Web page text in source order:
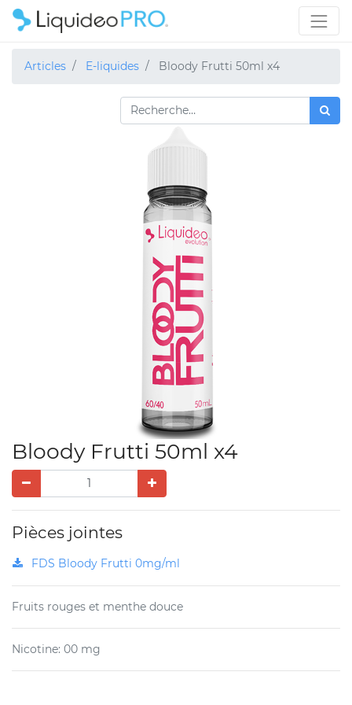
Articles E-liquides Bloody Frutti 50ml x4
Bloody Frutti 50ml x4
Pièces jointes
FDS Bloody Frutti 0mg/ml
Fruits rouges et menthe douce
Nicotine: 00 mg